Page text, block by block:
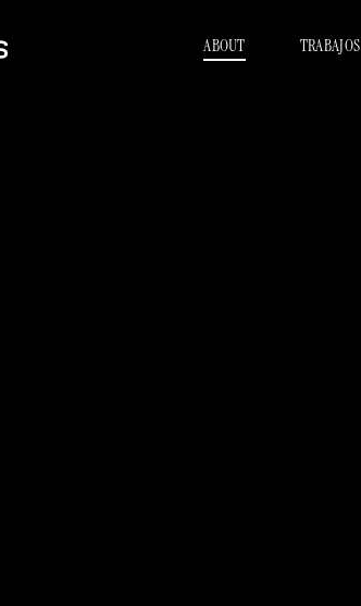
ABOUT TRABAJOS